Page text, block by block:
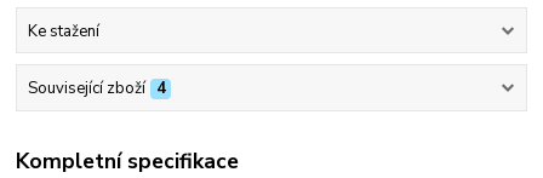
Ke stažení
Související zboží 4
Kompletní specifikace